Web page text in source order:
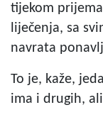
tijekom
liječenja, sa
navrata
To je, kaže,
ima i drugih,